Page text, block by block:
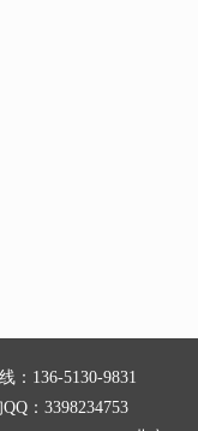
：136-5130-9831
：3398234753